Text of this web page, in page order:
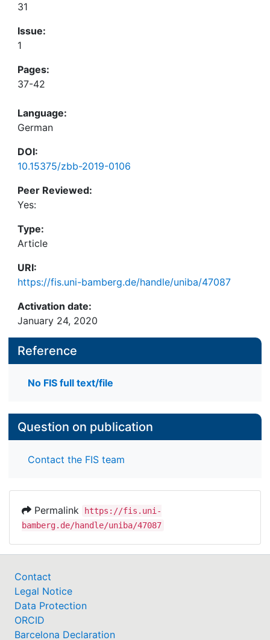
31
Issue:
1
Pages:
37-42
Language:
German
DOI:
10.15375/zbb-2019-0106
Peer Reviewed:
Yes:
Type:
Article
URI:
https://fis.uni-bamberg.de/handle/uniba/47087
Activation date:
January 24, 2020
Reference
No FIS full text/file
Question on publication
Contact the FIS team
Permalink
https://fis.uni-
bamberg.de/handle/uniba/47087
Contact
Legal Notice
Data Protection
ORCID
Barcelona Declaration